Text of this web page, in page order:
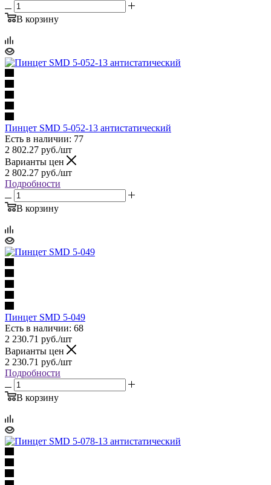
В корзину
Пинцет SMD 5-052-13 антистатический
Есть в наличии: 77
2 802.27 руб./шт
Варианты цен
2 802.27 руб./шт
Подробности
В корзину
Пинцет SMD 5-049
Есть в наличии: 68
2 230.71 руб./шт
Варианты цен
2 230.71 руб./шт
Подробности
В корзину